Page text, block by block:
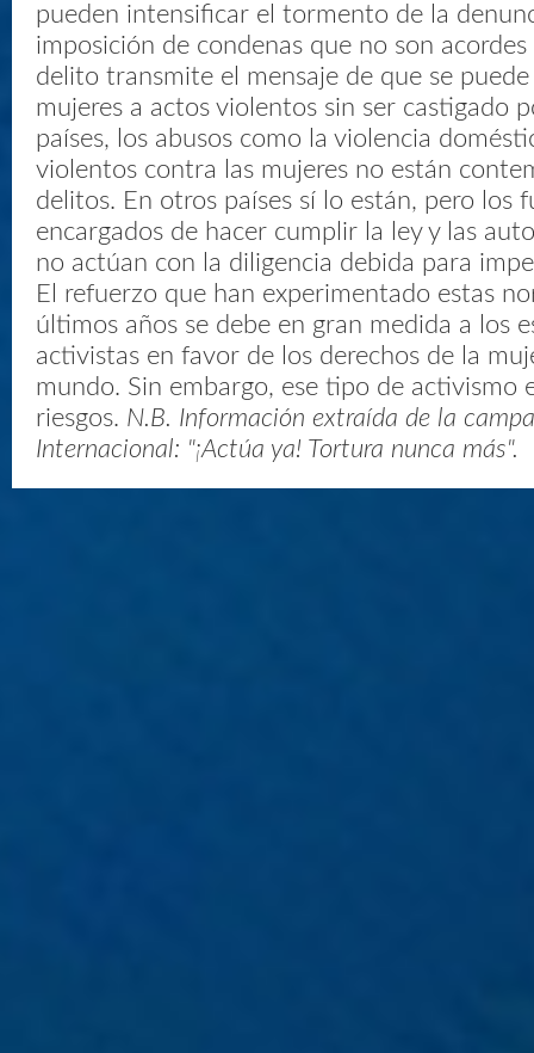
pueden intensificar el tormento de la
imposición de condenas que no son
delito transmite el mensaje de que se
mujeres a actos violentos sin ser castigado
países, los abusos como la violencia
violentos contra las mujeres no están
delitos. En otros países sí lo están, pero los
encargados de hacer cumplir la ley y las
no actúan con la diligencia debida para
El refuerzo que han experimentado estas
últimos años se debe en gran medida a los
activistas en favor de los derechos de la
mundo. Sin embargo, ese tipo de activismo
riesgos. N.B. Información extraída de la
Internacional: "¡Actúa ya! Tortura nunca más".